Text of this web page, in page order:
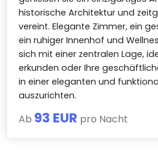
historische Architektur und
vereint. Elegante Zimmer, ein
ein ruhiger Innenhof und
sich mit einer zentralen Lage,
erkunden oder Ihre
in einer eleganten und
auszurichten.
Ab 93 EUR pro Nacht